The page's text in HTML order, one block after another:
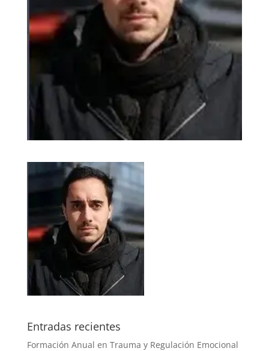
Entradas recientes
Formación Anual en Trauma y Regulación Emocional